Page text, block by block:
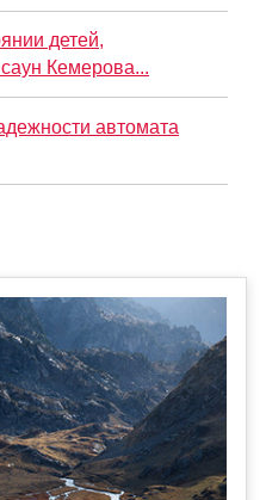
детей,
Кемерова...
автомата